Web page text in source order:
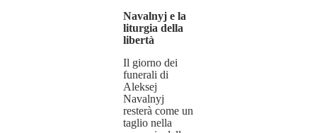
Navalnyj e la
liturgia della
libertà
Il giorno dei
funerali di
Aleksej
Navalnyj
resterà come un
taglio nella